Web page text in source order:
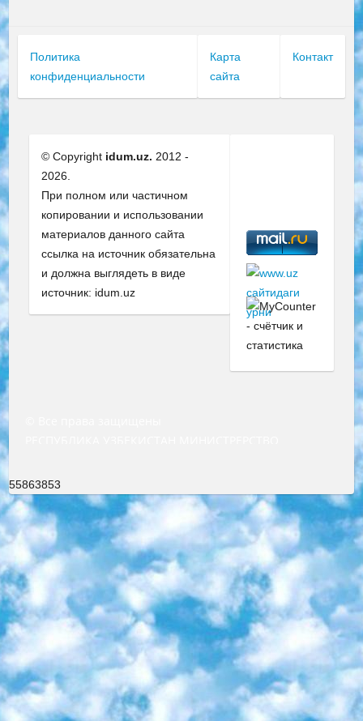
Политика
конфиденциальности
Карта
сайта
Контакт
© Copyright idum.uz. 2012 -
2026.
При полном или частичном
копировании и использовании
материалов данного сайта
ссылка на источник обязательна
и должна выглядеть в виде
источник: idum.uz
55863853